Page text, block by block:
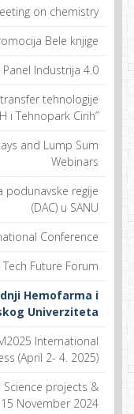
on chemistry
Bele knjige
Panel Industrija 4.0
tehnologije
i Tehnopark Cirih”
and Lump Sum
Webinars
podunavske regije
(DAC) u SANU
Conference
Tech Future Forum
Hemofarma i
Univerziteta
International
(April 2- 4. 2025)
Science projects &
15 November 2024